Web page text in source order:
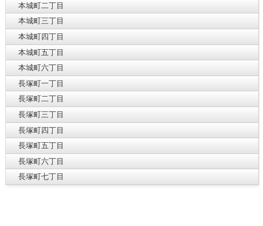
本城町二丁目
本城町三丁目
本城町四丁目
本城町五丁目
本城町六丁目
長塚町一丁目
長塚町二丁目
長塚町三丁目
長塚町四丁目
長塚町五丁目
長塚町六丁目
長塚町七丁目